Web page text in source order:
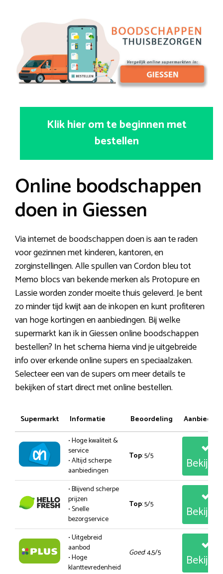
Klik hier om te beginnen met
bestellen
Online boodschappen
doen in Giessen
Via internet de boodschappen doen is aan te raden
voor gezinnen met kinderen, kantoren, en
zorginstellingen. Alle spullen van Cordon bleu tot
Memo blocs van bekende merken als Protopure en
Lassie worden zonder moeite thuis geleverd. Je bent
zo minder tijd kwijt aan de inkopen en kunt profiteren
van hoge kortingen en aanbiedingen. Bij welke
supermarkt kan ik in Giessen online boodschappen
bestellen? In het schema hierna vind je uitgebreide
info over erkende online supers en speciaalzaken.
Selecteer een van de supers om meer details te
bekijken of start direct met online bestellen.
Supermarkt Informatie Beoordeling
• Hoge kwaliteit &
service
• Altijd scherpe
aanbiedingen
Top: 5/5
• Blijvend scherpe
prijzen
• Snelle
bezorgservice
Top: 5/5
• Uitgebreid
aanbod
• Hoge
klanttevredenheid
Goed: 4,5/5